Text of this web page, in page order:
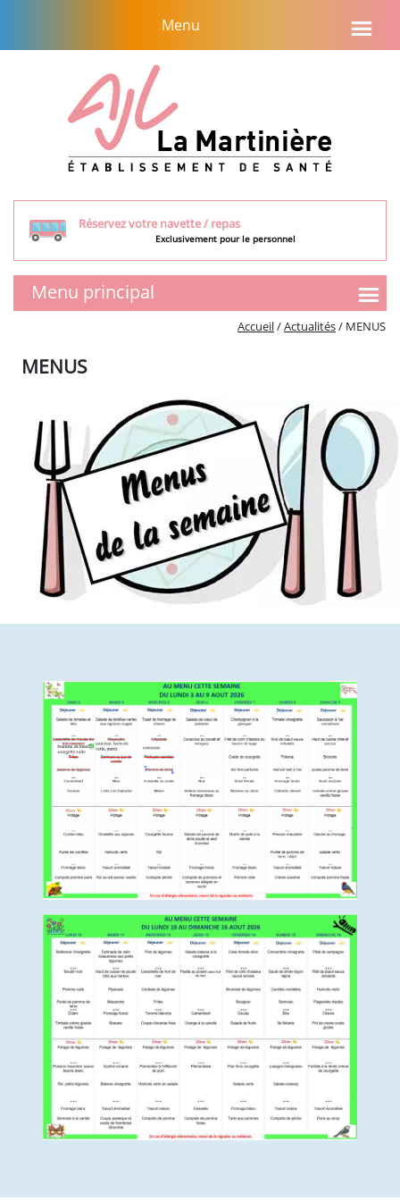
contenu
Menu
Réservez votre navette / repas
Exclusivement pour le personnel
Menu principal
Tarifs et aides financières
Vie quotidienne
Les Médicaments
Prestations
Droits et obligations
Votre séjour
Les Comités
EHPAD
Présentation de l’équipe
Tarifs et aides financières
Vie quotidienne
Les Médicaments
Votre séjour
Visite
Le PASA
Les Comités
SPORT SANTE
Qu’est-ce que l’APA ?
Pourquoi pratiquer de l’Activité Physique
Adaptée (APA)?
Séances individuelles ou collectives
d’activités physiques adaptées pour TOUS
Groupe de gym-équilibre sénior
Séances collectives ou individuelles pour
personnes en surpoids/ obésité (en
processus ou non de chirurgie bariatrique)
Séances collectives ou individuelles pour
personnes post-Covid 19
Inscription ou demande de renseignements
Politique qualité et RGPD
NEPALE : SOINS PALLIATIFS A DOMICILE
L’équipe
NEPALE : les actions de l’EMTA-SP
Les actions de formations
Accueil/Actualités/ MENUS
MENUS